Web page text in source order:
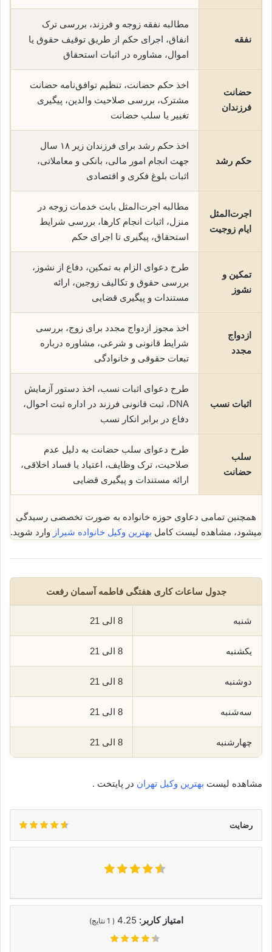
نفقه
مطالبه نفقه زوجه و فرزند، بررسی ترک
انفاق، اجرای حکم از طریق توقیف حقوق یا
اموال، مشاوره در اثبات استحقاق
حضانت
فرزندان
اخذ حکم حضانت، تنظیم توافق‌نامه حضانت
مشترک، بررسی صلاحیت والدین، پیگیری
تغییر یا سلب حضانت
حکم رشد
اخذ حکم رشد برای فرزندان زیر ۱۸ سال
جهت انجام امور مالی، بانکی و معاملاتی،
اثبات بلوغ فکری و اقتصادی
اجرت‌المثل
ایام زوجیت
مطالبه اجرت‌المثل بابت خدمات زوجه در
منزل، اثبات انجام کارها، بررسی شرایط
استحقاق، پیگیری تا اجرای حکم
تمکین و
نشوز
طرح دعوای الزام به تمکین، دفاع از نشوز،
بررسی حقوق و تکالیف زوجین، ارائه
مستندات و پیگیری قضایی
ازدواج
مجدد
اخذ مجوز ازدواج مجدد برای زوج، بررسی
شرایط قانونی و شرعی، مشاوره درباره
تبعات حقوقی و خانوادگی
اثبات نسب
طرح دعوای اثبات نسب، اخذ دستور آزمایش
DNA، ثبت قانونی فرزند در اداره ثبت احوال،
دفاع در برابر انکار نسب
سلب
حضانت
طرح دعوای سلب حضانت به دلیل عدم
صلاحیت، ترک وظایف، اعتیاد یا فساد اخلاقی،
ارائه مستندات و پیگیری قضایی
همچنین تمامی دعاوی حوزه خانواده به صورت تخصصی رسیدگی
میشود، مشاهده لیست کامل بهترین وکیل خانواده شیراز وارد شوید.
جدول ساعات کاری هفتگی فاطمه آسمان رفعت
شنبه 8 الی 21
یکشنبه 8 الی 21
دوشنبه 8 الی 21
سه‌شنبه 8 الی 21
چهارشنبه 8 الی 21
مشاهده لیست بهترین وکیل تهران در پایتخت .
رضایت
امتیاز کاربر: 4.25
(
1 نتایج)